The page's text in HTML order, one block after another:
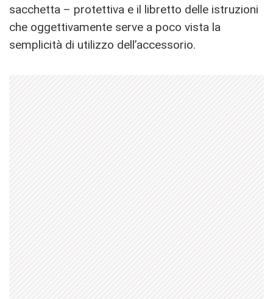
sacchetta – protettiva e il libretto delle istruzioni
che oggettivamente serve a poco vista la
semplicità di utilizzo dell’accessorio.